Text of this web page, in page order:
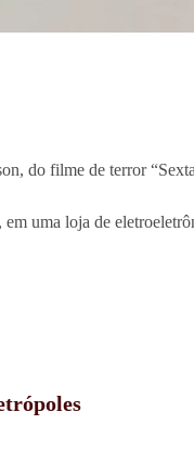
do filme de terror
uma loja de